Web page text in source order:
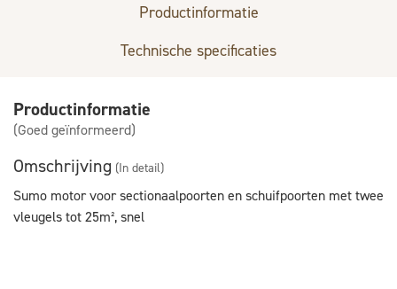
Productinformatie
Technische specificaties
Productinformatie
(Goed geïnformeerd)
Omschrijving (In detail)
Sumo motor voor sectionaalpoorten en schuifpoorten met twee
vleugels tot 25m², snel